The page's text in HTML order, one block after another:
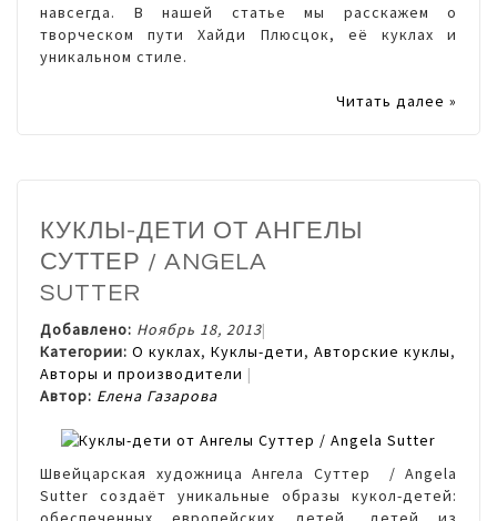
навсегда. В нашей статье мы расскажем о
творческом пути Хайди Плюсцок, её куклах и
уникальном стиле.
Читать далее »
КУКЛЫ-ДЕТИ ОТ АНГЕЛЫ
СУТТЕР / ANGELA
SUTTER
Добавлено: Ноябрь 18, 2013
Категории: О куклах, Куклы-дети, Авторские куклы,
Авторы и производители
Автор: Елена Газарова
Швейцарская художница Ангела Суттер / Angela
Sutter создаёт уникальные образы кукол-детей: